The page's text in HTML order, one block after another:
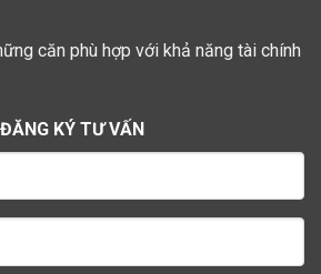
căn phù hợp với khả năng tài chính
ĐĂNG KÝ TƯ VẤN